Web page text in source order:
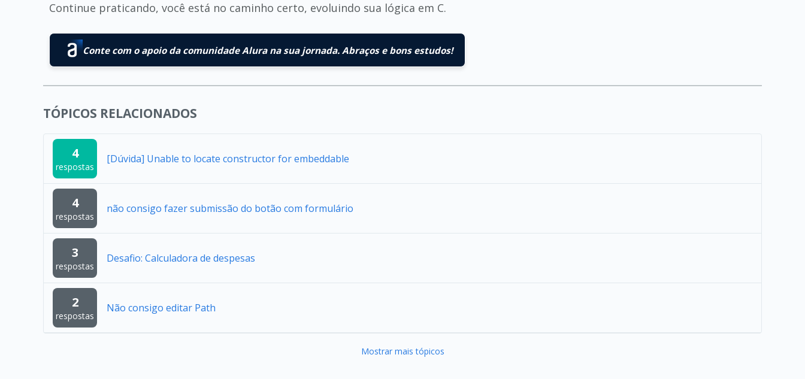
Continue praticando, você está no caminho certo, evoluindo sua lógica em C.
Conte com o apoio da comunidade Alura na sua jornada. Abraços e bons estudos!
TÓPICOS RELACIONADOS
4
respostas
[Dúvida] Unable to locate constructor for embeddable
4
respostas
não consigo fazer submissão do botão com formulário
3
respostas
Desafio: Calculadora de despesas
2
respostas
Não consigo editar Path
Mostrar mais tópicos